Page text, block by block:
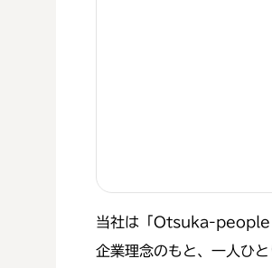
当社は「Otsuka-
企業理念のもと、一人ひ